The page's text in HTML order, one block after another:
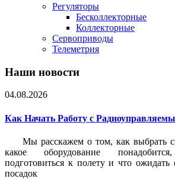
Регуляторы
Бесколлекторные
Коллекторные
Сервоприводы
Телеметрия
Наши новости
04.08.2026
Как Начать Работу с
Мы расскажем о том, как выбрать
какое оборудование
подготовиться к полету и что ожидать
посадок